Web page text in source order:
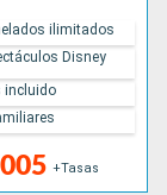
+Tasas
ilimitados
Disney
incluido